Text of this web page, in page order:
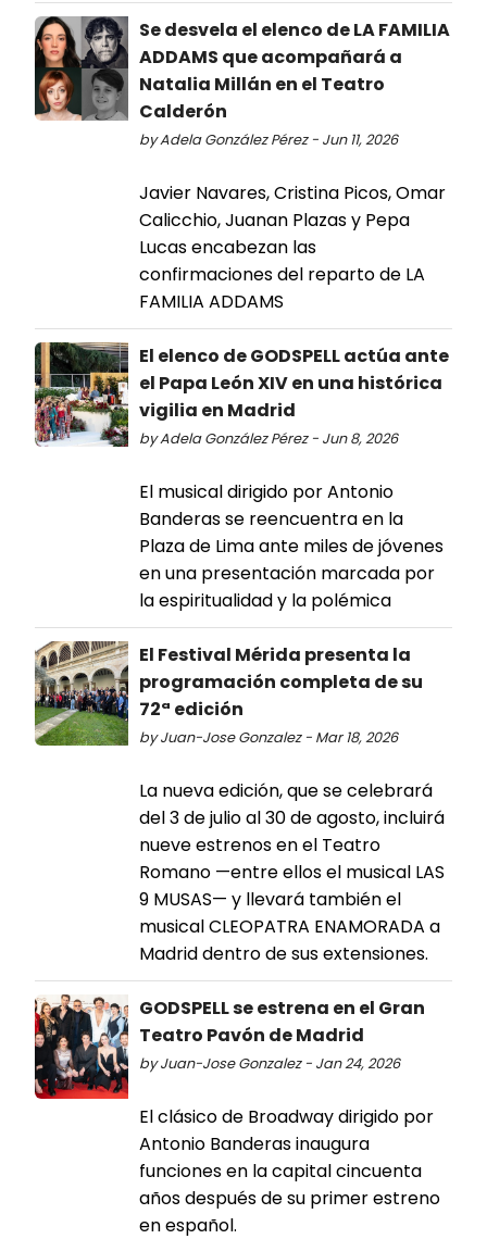
Se desvela el elenco de LA FAMILIA
ADDAMS que acompañará a
Natalia Millán en el Teatro
Calderón
by Adela González Pérez - Jun 11, 2026
Javier Navares, Cristina Picos, Omar
Calicchio, Juanan Plazas y Pepa
Lucas encabezan las
confirmaciones del reparto de LA
FAMILIA ADDAMS
El elenco de GODSPELL actúa ante
el Papa León XIV en una histórica
vigilia en Madrid
by Adela González Pérez - Jun 8, 2026
El musical dirigido por Antonio
Banderas se reencuentra en la
Plaza de Lima ante miles de jóvenes
en una presentación marcada por
la espiritualidad y la polémica
El Festival Mérida presenta la
programación completa de su
72ª edición
by Juan-Jose Gonzalez - Mar 18, 2026
La nueva edición, que se celebrará
del 3 de julio al 30 de agosto, incluirá
nueve estrenos en el Teatro
Romano —entre ellos el musical LAS
9 MUSAS— y llevará también el
musical CLEOPATRA ENAMORADA a
Madrid dentro de sus extensiones.
GODSPELL se estrena en el Gran
Teatro Pavón de Madrid
by Juan-Jose Gonzalez - Jan 24, 2026
El clásico de Broadway dirigido por
Antonio Banderas inaugura
funciones en la capital cincuenta
años después de su primer estreno
en español.